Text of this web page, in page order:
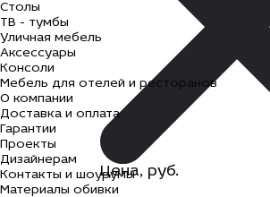
Столы
ТВ - тумбы
Уличная мебель
Аксессуары
Консоли
Мебель для отелей и ресторанов
О компании
Доставка и оплата
Гарантии
Проекты
Дизайнерам
Контакты и шоурумы
Материалы обивки
Цена, руб.